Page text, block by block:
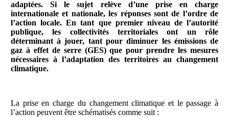
adaptées. Si le sujet relève d’une prise en charge
internationale et nationale, les réponses sont de l’ordre de
l’action locale. En tant que premier niveau de l’autorité
publique, les collectivités territoriales ont un rôle
déterminant à jouer, tant pour diminuer les émissions de
gaz à effet de serre (GES) que pour prendre les mesures
nécessaires à l’adaptation des territoires au changement
climatique.
La prise en charge du changement climatique et le passage à
l’action peuvent être schématisés comme suit :